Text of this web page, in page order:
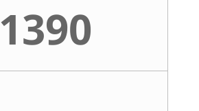
1390